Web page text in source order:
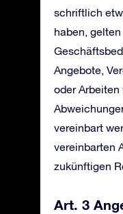
schriftlich
haben,
Angebote,
oder Arbeiten
vereinbart
vereinbarten
zukünftigen
Art. 3